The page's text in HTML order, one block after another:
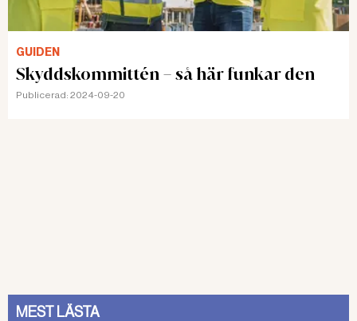
GUIDEN
Skyddskommittén – så här funkar den
Publicerad: 2024-09-20
MEST LÄSTA